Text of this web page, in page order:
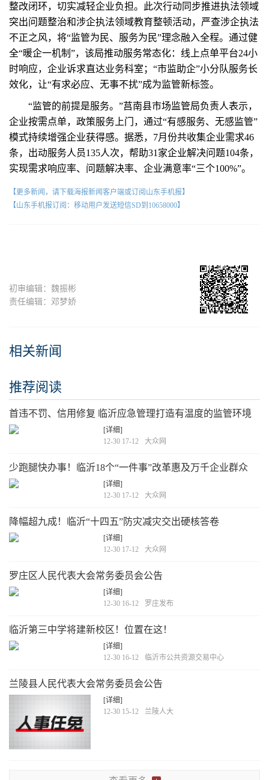
整改闭环，切实减轻企业负担。此次行动同步推进执法领域
突出问题整治和涉企执法领域教育整顿活动，严查涉企执法
不正之风，将“监管为民、服务为民”理念融入全程。通过健
全“暖企一机制”，该局推动服务常态化：线上点单平台24小
时响应，企业诉求直达业务科室；“市监助企”小分队服务长
效化，让“有求必应、无事不扰”成为监管新标签。
“监管的前提是服务。”莒南县市场监管局负责人表示，
企业按需点单，政策服务上门，通过“有感服务、无感监管”
模式持续增强企业获得感。据悉，7月份共收集企业需求46
条，出动服务人员135人次，帮助31家企业解决问题104条，
实现需求响应率、问题解决率、企业满意率“三个100%”。
【更多新闻，请下载海报新闻客户端或订阅山东手机报】
【山东手机报订阅：移动用户发送短信SD到10658000】
初审编辑：魏振彬
责任编辑：邓梦娇
相关新闻
推荐阅读
首违不罚、信用修复 临沂应急管理打造有温度的监管环境
[详细]
12-30 17-12
大众网
少跑腿快办事！临沂18个“一件事”改革惠及万千企业群众
[详细]
12-30 17-12
大众网
降幅超九成！临沂“十四五”防灾减灾交出硬核答卷
[详细]
12-30 17-12
大众网
罗庄区人民代表大会常务委员会公告
[详细]
12-30 16-12
罗庄发布
临沂第三中学将建新校区！位置在这！
[详细]
12-30 16-12
临沂市公共资源交易中心
兰陵县人民代表大会常务委员会公告
[详细]
12-30 15-12
兰陵人大